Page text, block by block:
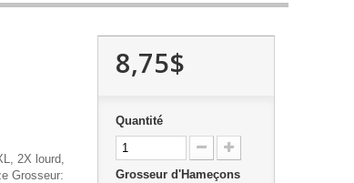
2X lourd,
Grosseur:
8,75$
Quantité
Grosseur d'Hameçons